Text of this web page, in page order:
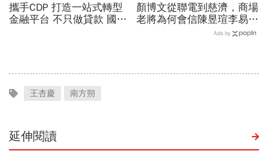
攜手CDP 打造一站式轉型
金融平台 不只做貸款 國泰
顏博文從聯電到慈濟，商場
老將為何會信陳昱瑄李易
儒、豪給10億？慈濟發
Ads by
王杏慶 南方朔
延伸閱讀